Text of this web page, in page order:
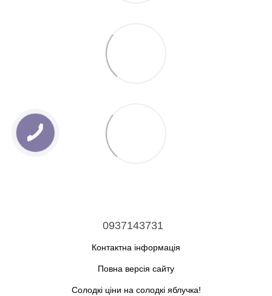
0937143731
Контактна інформація
Повна версія сайту
Солодкі ціни на солодкі яблучка!